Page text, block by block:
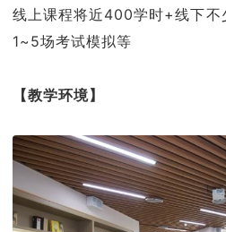
线上课程将近400学时+线下
1~5场考试模拟等
【教学环境】